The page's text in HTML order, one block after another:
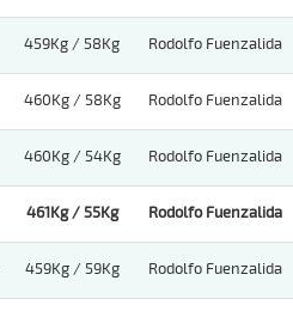
459Kg / 58Kg Rodolfo Fuenzalida
460Kg / 58Kg Rodolfo Fuenzalida
460Kg / 54Kg Rodolfo Fuenzalida
461Kg / 55Kg Rodolfo Fuenzalida
459Kg / 59Kg Rodolfo Fuenzalida